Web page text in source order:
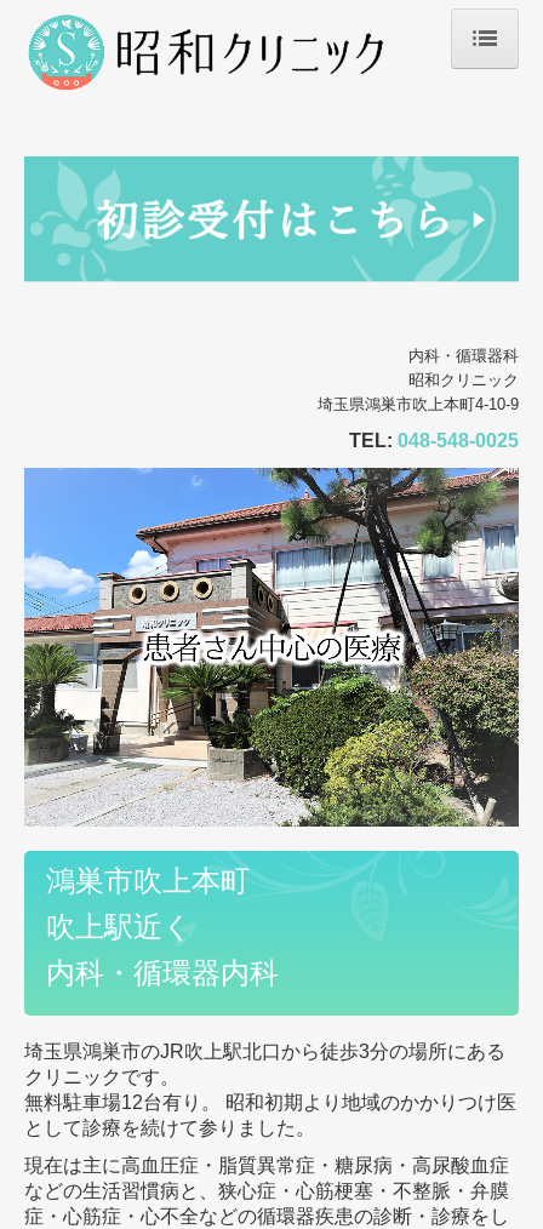
院長紹介
診療のご案内
交通案内
睡眠時無呼吸症候群
予防接種のご案内
健康診断のご案内
医療コラム
内科・循環器科
昭和クリニック
埼玉県鴻巣市吹上本町4-10-9
TEL: 048-548-0025
鴻巣市吹上本町
吹上駅近く
内科・循環器内科
埼玉県鴻巣市のJR吹上駅北口から徒歩3分の場所にある
クリニックです。
無料駐車場12台有り。 昭和初期より地域のかかりつけ医
として診療を続けて参りました。
現在は主に高血圧症・脂質異常症・糖尿病・高尿酸血症
などの生活習慣病と、狭心症・心筋梗塞・不整脈・弁膜
症・心筋症・心不全などの循環器疾患の診断・診療をし